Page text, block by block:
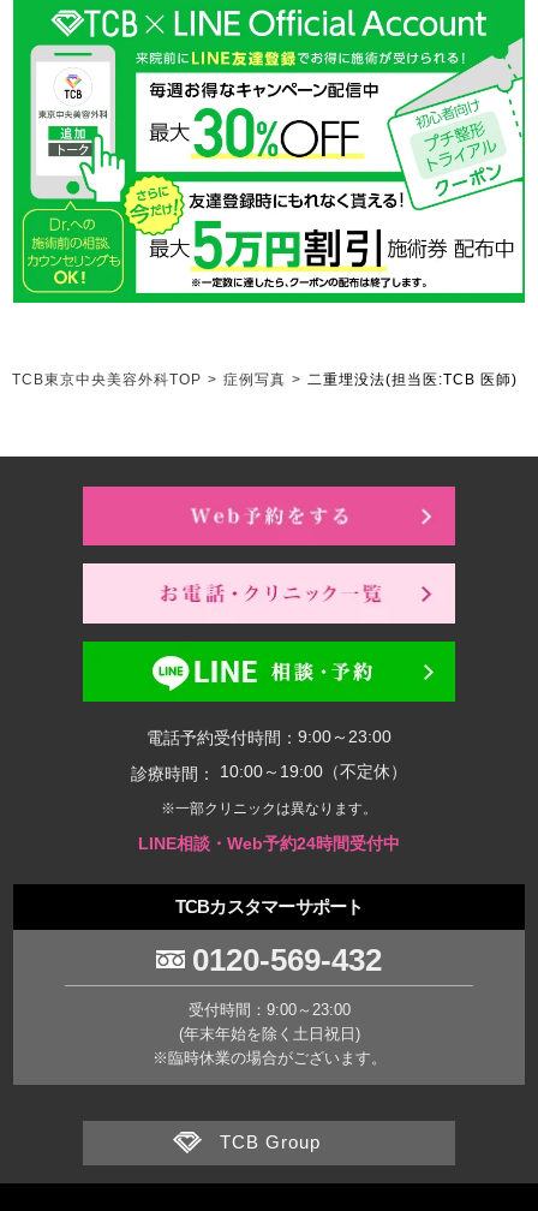
TCB東京中央美容外科TOP > 症例写真 > 二重埋没法(担当医:TCB 医師)
電話予約受付時間： 9:00～23:00
診療時間：
10:00～19:00（不定休）
※一部クリニックは異なります。
LINE相談・Web予約24時間受付中
TCBカスタマーサポート
0120-569-432
受付時間：9:00～23:00
(年末年始を除く土日祝日)
※臨時休業の場合がございます。
TCB Group